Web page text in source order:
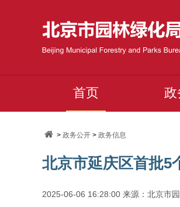
首页 政
>政务公开 >政务信息
北京市延庆区首批5
2025-06-06 16:28:00 来源：北京市